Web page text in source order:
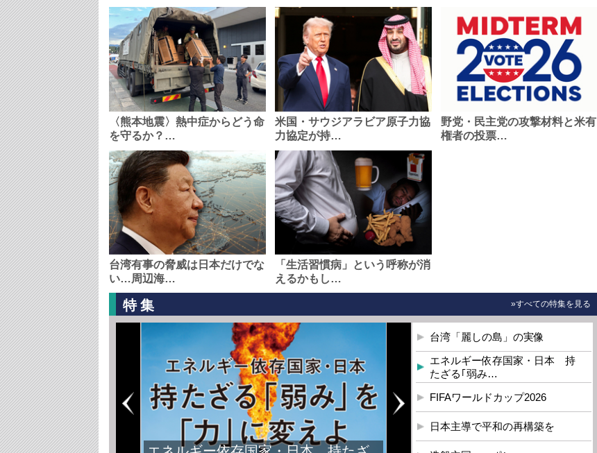
〈熊本地震〉熱中症からどう命
を守るか？…
米国・サウジアラビア原子力協
力協定が持…
野党・民主党の攻撃材料と米有
権者の投票…
台湾有事の脅威は日本だけでな
い…周辺海…
「生活習慣病」という呼称が消
えるかもし…
特集 »すべての特集を見る
台湾「麗しの島」の実像
エネルギー依存国家・日本 持
たざる｢弱み…
FIFAワールドカップ2026
日本主導で平和の再構築を